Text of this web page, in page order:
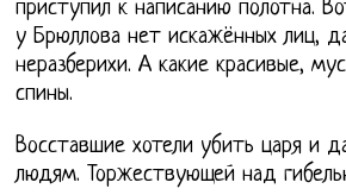
приступил к написанию полотна.
у Брюллова нет искажённых лиц,
неразберихи. А какие красивые,
спины.
Восставшие хотели убить царя и
людям. Торжествующей над